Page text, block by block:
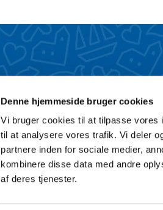
Denne hjemmeside bruger cookies
Vi bruger cookies til at tilpasse vores
til at analysere vores trafik. Vi deler
partnere inden for sociale medier,
kombinere disse data med andre
af deres tjenester.